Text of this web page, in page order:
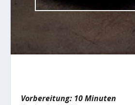
Vorbereitung: 10 Minuten